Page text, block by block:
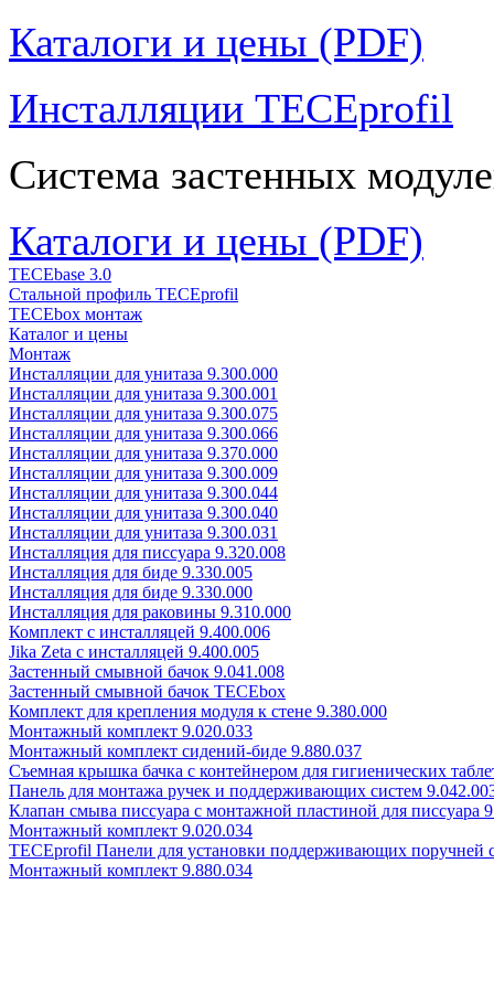
Каталоги и цены (PDF)
Инсталляции TECEprofil
Система застенных
Каталоги и цены (PDF)
TECEbase 3.0
Стальной профиль TECEprofil
TECEbox монтаж
Каталог и цены
Монтаж
Инсталляции для унитаза 9.300.000
Инсталляции для унитаза 9.300.001
Инсталляции для унитаза 9.300.075
Инсталляции для унитаза 9.300.066
Инсталляции для унитаза 9.370.000
Инсталляции для унитаза 9.300.009
Инсталляции для унитаза 9.300.044
Инсталляции для унитаза 9.300.040
Инсталляции для унитаза 9.300.031
Инсталляция для писсуара 9.320.008
Инсталляция для биде 9.330.005
Инсталляция для биде 9.330.000
Инсталляция для раковины 9.310.000
Комплект с инсталляцей 9.400.006
Jika Zeta с инсталляцей 9.400.005
Застенный смывной бачок 9.041.008
Застенный смывной бачок TECEbox
Комплект для крепления модуля к стене 9.380.000
Монтажный комплект 9.020.033
Монтажный комплект сидений-биде 9.880.037
Съемная крышка бачка с контейнером для гигиенических
Панель для монтажа ручек и поддерживающих систем
Клапан смыва писсуара с монтажной пластиной для писсуара
Монтажный комплект 9.020.034
TECEprofil Панели для установки поддерживающих поручней
Монтажный комплект 9.880.034